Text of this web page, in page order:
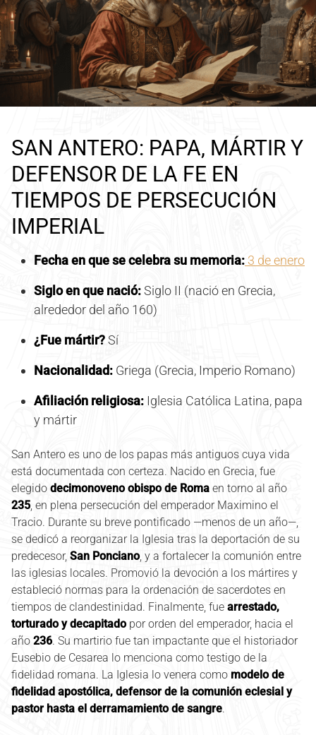
SAN ANTERO: PAPA, MÁRTIR Y
DEFENSOR DE LA FE EN
TIEMPOS DE PERSECUCIÓN
IMPERIAL
Fecha en que se celebra su memoria: 3 de enero
Siglo en que nació:Siglo II (nació en Grecia,
alrededor del año 160)
¿Fue mártir?Sí
Nacionalidad: Griega (Grecia, Imperio Romano)
Afiliación religiosa: Iglesia Católica Latina, papa
y mártir
San Antero es uno de los papas más antiguos cuya vida
está documentada con certeza. Nacido en Grecia, fue
elegido decimonoveno obispo de Roma en torno al año
235, en plena persecución del emperador Maximino el
Tracio. Durante su breve pontificado —menos de un año—,
se dedicó a reorganizar la Iglesia tras la deportación de su
predecesor, San Ponciano, y a fortalecer la comunión entre
las iglesias locales. Promovió la devoción a los mártires y
estableció normas para la ordenación de sacerdotes en
tiempos de clandestinidad. Finalmente, fue arrestado,
torturado y decapitadopor orden del emperador, hacia el
año 236. Su martirio fue tan impactante que el historiador
Eusebio de Cesarea lo menciona como testigo de la
fidelidad romana. La Iglesia lo venera como modelo de
fidelidad apostólica, defensor de la comunión eclesial y
pastor hasta el derramamiento de sangre.